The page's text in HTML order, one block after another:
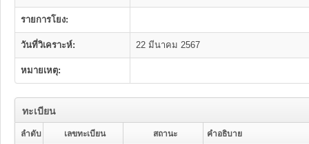
รายการโยง:
วันที่วิเคราะห์: 22 มีนาคม 2567
หมายเหตุ:
ทะเบียน
ลำดับ เลขทะเบียน สถานะ คำอธิบาย